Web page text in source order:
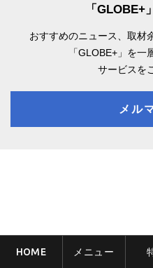
「GLOBE+
おすすめのニュース、取材
「GLOBE+」を
サービスを
メル
HOME メニュー